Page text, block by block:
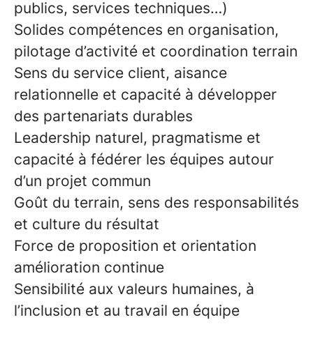
publics, services techniques…)
Solides compétences en organisation,
pilotage d’activité et coordination terrain
Sens du service client, aisance
relationnelle et capacité à développer
des partenariats durables
Leadership naturel, pragmatisme et
capacité à fédérer les équipes autour
d’un projet commun
Goût du terrain, sens des responsabilités
et culture du résultat
Force de proposition et orientation
amélioration continue
Sensibilité aux valeurs humaines, à
l’inclusion et au travail en équipe